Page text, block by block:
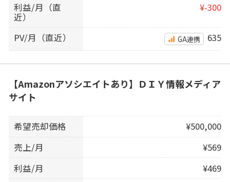
利益/月（直
近）
¥-300
PV/月（直近） GA連携 635
【Amazonアソシエイトあり】ＤＩＹ情報メディア
サイト
希望売却価格
¥500,000
売上/月
¥569
利益/月
¥469